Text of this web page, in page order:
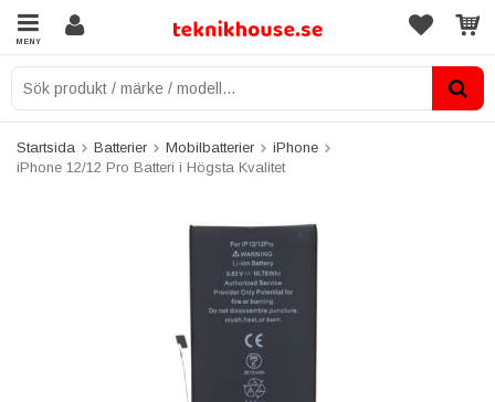
MENY
Startsida Batterier Mobilbatterier
iPhone
iPhone 12/12 Pro Batteri i Högsta Kvalitet